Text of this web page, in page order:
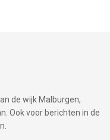
de wijk Malburgen,
Ook voor berichten in de